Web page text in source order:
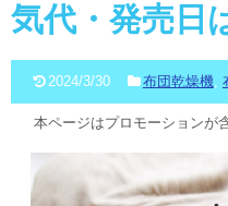
気代・発売日
2024/3/30 布団乾燥機,
本ページはプロモーションが